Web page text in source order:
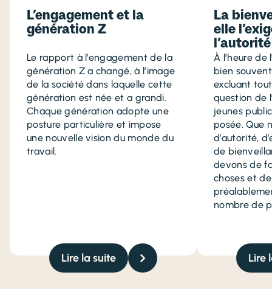
L’engagement et la
génération Z
Le rapport à l’engagement de la
génération Z a changé, à l’image
de la société dans laquelle cette
génération est née et a grandi.
Chaque génération adopte une
posture particulière et impose
une nouvelle vision du monde du
travail.
Lire la suite
La
elle
À l’heure de
bien
excluant
question de
jeunes
posée. Que
d’autorité,
de
devons de
choses et
nombre de
Lire